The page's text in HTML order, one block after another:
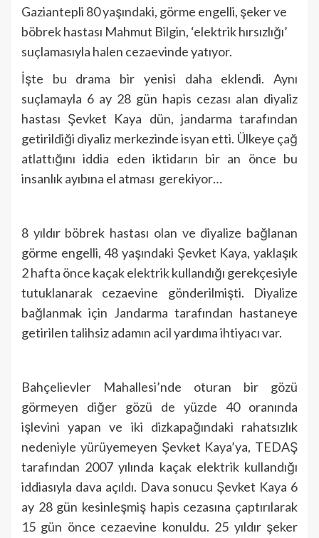
Gaziantepli 80 yaşındaki, görme engelli, şeker ve
böbrek hastası Mahmut Bilgin, ‘elektrik hırsızlığı’
suçlamasıyla halen cezaevinde yatıyor.
İşte bu drama bir yenisi daha eklendi. Aynı
suçlamayla 6 ay 28 gün hapis cezası alan diyaliz
hastası Şevket Kaya dün, jandarma tarafından
getirildiği diyaliz merkezinde isyan etti. Ülkeye çağ
atlattığını iddia eden iktidarın bir an önce bu
insanlık ayıbına el atması gerekiyor…
8 yıldır böbrek hastası olan ve diyalize bağlanan
görme engelli, 48 yaşındaki Şevket Kaya, yaklaşık
2 hafta önce kaçak elektrik kullandığı gerekçesiyle
tutuklanarak cezaevine gönderilmişti. Diyalize
bağlanmak için Jandarma tarafından hastaneye
getirilen talihsiz adamın acil yardıma ihtiyacı var.
Bahçelievler Mahallesi’nde oturan bir gözü
görmeyen diğer gözü de yüzde 40 oranında
işlevini yapan ve iki dizkapağındaki rahatsızlık
nedeniyle yürüyemeyen Şevket Kaya’ya, TEDAŞ
tarafından 2007 yılında kaçak elektrik kullandığı
iddiasıyla dava açıldı. Dava sonucu Şevket Kaya 6
ay 28 gün kesinleşmiş hapis cezasına çaptırılarak
15 gün önce cezaevine konuldu. 25 yıldır şeker